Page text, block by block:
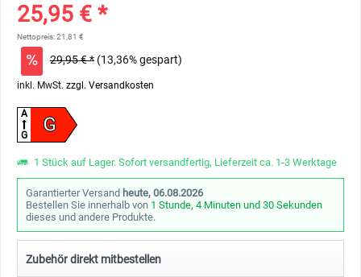
25,95 € *
Nettopreis: 21,81 €
29,95 € * (13,36% gespart)
inkl. MwSt. zzgl. Versandkosten
G
A
G
1 Stück auf Lager. Sofort versandfertig, Lieferzeit ca. 1-3 Werktage
Garantierter Versand heute, 06.08.2026
Bestellen Sie innerhalb von 1 Stunde, 4 Minuten und 30 Sekunden
dieses und andere Produkte.
Zubehör direkt mitbestellen